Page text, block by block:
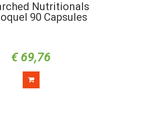
Nutritionals
90 Capsules
€69,76